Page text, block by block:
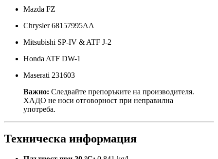
Mazda FZ
Chrysler 68157995AA
Mitsubishi SP-IV & ATF J-2
Honda ATF DW-1
Maserati 231603
Важно: Следвайте препоръките на производителя.
ХАДО не носи отговорност при неправилна
употреба.
Техническа информация